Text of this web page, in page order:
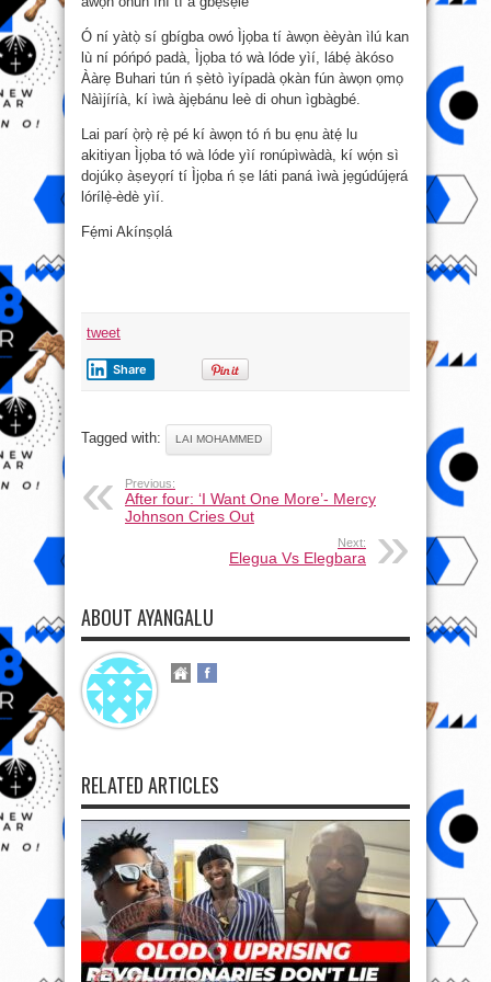
Ó ní yàtọ̀ sí gbígba owó Ìjọba tí àwọn èèyàn ìlú kan
lù ní póńpó padà, Ìjọba tó wà lóde yìí, lábẹ́ àkóso
Ààrẹ Buhari tún ń ṣètò ìyípadà ọkàn fún àwọn ọmọ
Nàìjíríà, kí ìwà àjẹbánu leè di ohun ìgbàgbé.
Lai parí ọ̀rọ̀ rẹ̀ pé kí àwọn tó ń bu ẹnu àtẹ́ lu
akitiyan Ìjọba tó wà lóde yìí ronúpìwàdà, kí wọ́n sì
dojúkọ àṣeyọrí tí Ìjọba ń ṣe láti paná ìwà jẹgúdújẹrá
lórílẹ̀-èdè yìí.
Fẹ́mi Akínṣọlá
tweet
Share
Tagged with: LAI MOHAMMED
Previous:
After four: ‘I Want One More’- Mercy
Johnson Cries Out
Next:
Elegua Vs Elegbara
ABOUT AYANGALU
RELATED ARTICLES